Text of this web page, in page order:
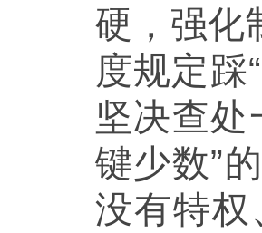
硬，强化
度规定踩
坚决查
键少数”
没有特